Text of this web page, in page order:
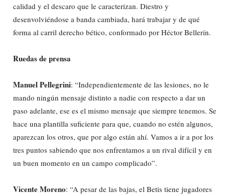
calidad y el descaro que le caracterizan. Diestro y
desenvolviéndose a banda cambiada, hará trabajar y de qué
forma al carril derecho bético, conformado por Héctor Bellerín.
Ruedas de prensa
Manuel Pellegrini: “Independientemente de las lesiones, no le
mando ningún mensaje distinto a nadie con respecto a dar un
paso adelante, ese es el mismo mensaje que siempre tenemos. Se
hace una plantilla suficiente para que, cuando no estén algunos,
aparezcan los otros, que por algo están ahí. Vamos a ir a por los
tres puntos sabiendo que nos enfrentamos a un rival difícil y en
un buen momento en un campo complicado”.
Vicente Moreno: “A pesar de las bajas, el Betis tiene jugadores